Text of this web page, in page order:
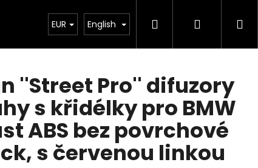
Chiptuning Projekty Exteriér Ostatní
EUR English SearchLogin
''Street Pro'' difuzory
s křidélky pro BMW
ABS bez povrchové
s červenou linkou